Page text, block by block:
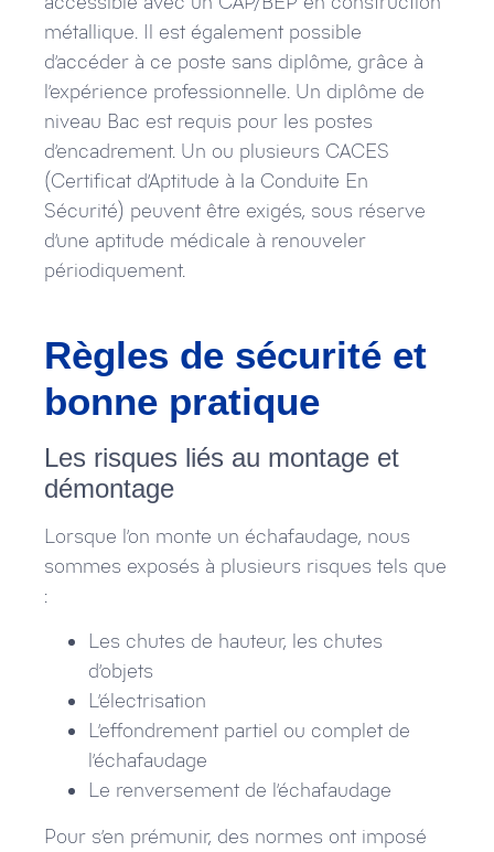
métallique. Il est également possible
d’accéder à ce poste sans diplôme, grâce à
l’expérience professionnelle. Un diplôme de
niveau Bac est requis pour les postes
d’encadrement. Un ou plusieurs CACES
(Certificat d’Aptitude à la Conduite En
Sécurité) peuvent être exigés, sous réserve
d’une aptitude médicale à renouveler
périodiquement.
Règles de sécurité et
bonne pratique
Les risques liés au montage et
démontage
Lorsque l’on monte un échafaudage, nous
sommes exposés à plusieurs risques tels que
:
Les chutes de hauteur, les chutes
d’objets
L’électrisation
L’effondrement partiel ou complet de
l’échafaudage
Le renversement de l’échafaudage
Pour s’en prémunir, des normes ont imposé